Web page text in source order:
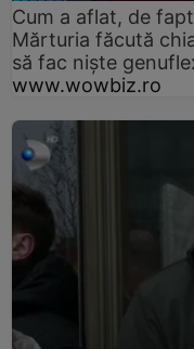
Cum a aflat, de
Mărturia făcută
să fac niște
www.wowbiz.ro